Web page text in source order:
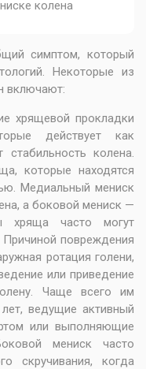
колена
симптом, который
Некоторые из
включают:
хрящевой прокладки
действует как
колена.
которые находятся
Медиальный мениск
а боковой мениск —
хряща часто могут
Причиной повреждения
ротация голени,
или приведение
Чаще всего им
ведущие активный
или выполняющие
мениск часто
скручивания, когда